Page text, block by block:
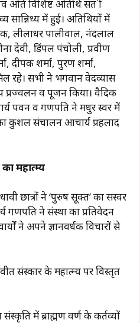
अति विशिष्ट अतिथि संत श्री
में हुई। अतिथियों में
लीलाधर पालीवाल, नंदलाल
देवी, डिंपल पंचोली, प्रवीण
दीपक शर्मा, पुरण शर्मा,
रहे। सभी ने भगवान वेदव्यास
प्रज्वलन व पूजन किया। वैदिक
पवन व गणपति ने मधुर स्वर में
कुशल संचालन आचार्य प्रहलाद
महात्म्य
छात्रों ने ‘पुरुष सूक्त’ का सस्वर
गणपति ने संस्था का प्रतिवेदन
ने अपने ज्ञानवर्धक विचारों से
संस्कार के महात्म्य पर विस्तृत
में ब्राह्मण वर्ण के कर्तव्यों